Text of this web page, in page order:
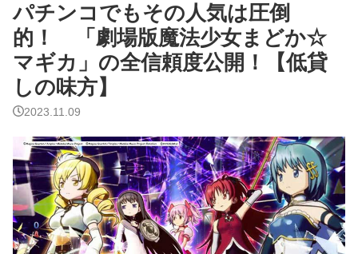
パチンコでもその人気は圧倒
的！ 「劇場版魔法少女まどか☆
マギカ」の全信頼度公開！【低貸
しの味方】
2023.11.09